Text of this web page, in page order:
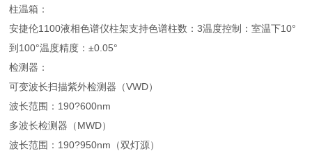
柱温箱：
安捷伦1100液相色谱仪柱架支持色谱柱数：3温度控制：室温下10°
到100°温度精度：±0.05°
检测器：
可变波长扫描紫外检测器（VWD）
波长范围：190?600nm
多波长检测器（MWD）
波长范围：190?950nm（双灯源）